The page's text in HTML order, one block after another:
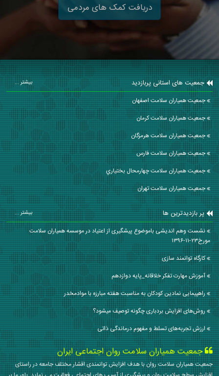
دریافت کمک های مردمی
جمعیت های استانی پربازدید بیشتر ...
جمعیت همیاران سلامت اصفهان
جمعیت همیاران سلامت كرمان
جمعیت همیاران سلامت هرمزگان
جمعیت همیاران سلامت فارس
جمعیت همیاران سلامت چهارمحال بختياري
جمعیت همیاران سلامت تهران
پر بازدیدترین ها بیشتر ...
نشست وهم اندیشی باموضوع پیشگیری از اعتیاد در موسسه همیاران سلامت
مورخ۲۳-۱۱-۱۳۹۶
کارگاه توانمند سازی
آموزش مهارت تفکر خلاقانه_پایه دوازدهم
راهپیمایی نمادین کودکان به مناسبت هفته مبارزه با موادمخدر
روش‌های افزایش بردباری چگونه توصیف میشود؟
ارزش تجربه‌های تسلط و مفهوم درماندگی ذاتی
جمعیت همیاران سلامت روان اجتماعی ایران
جمعیت همیاران سلامت روان با هدف افزایش توانمندی اقشار مختلف جامعه در راستای